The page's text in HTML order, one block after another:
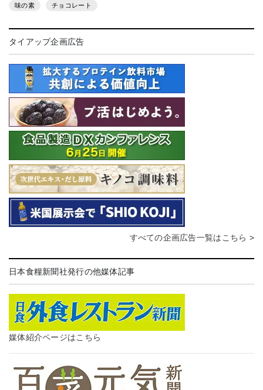
味の素 チョコレート
タイアップ企画広告
すべての企画広告一覧はこちら >
日本食糧新聞社発行の他媒体記事
媒体紹介ページはこちら